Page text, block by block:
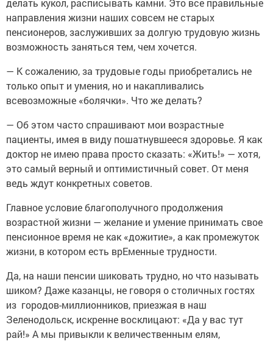
направления жизни наших совсем не старых
пенсионеров, заслуживших за долгую трудовую жизнь
возможность заняться тем, чем хочется.
— К сожалению, за трудовые годы приобретались не
только опыт и умения, но и накапливались
всевозможные «болячки». Что же делать?
— Об этом часто спрашивают мои возрастные
пациенты, имея в виду пошатнувшееся здоровье. Я как
доктор не имею права просто сказать: «Жить!» — хотя,
это самый верный и оптимистичный совет. От меня
ведь ждут конкретных советов.
Главное условие благополучного продолжения
возрастной жизни — желание и умение принимать свое
пенсионное время не как «дожитие», а как промежуток
жизни, в котором есть врЕменные трудности.
Да, на наши пенсии шиковать трудно, но что называть
шиком? Даже казанцы, не говоря о столичных гостях
из городов-миллионников, приезжая в наш
Зеленодольск, искренне восклицают: «Да у вас тут
рай!» А мы привыкли к величественным елям,